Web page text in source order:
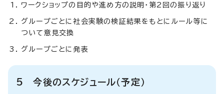
ワークショップの目的や進め方の説明・第2回の振り返り
グループごとに社会実験の検証結果をもとにルール等に
ついて意見交換
グループごとに発表
5 今後のスケジュール（予定）